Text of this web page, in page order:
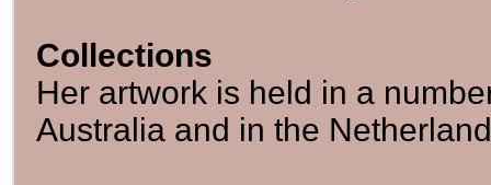
Collections
Her artwork is held in a
Australia and in the